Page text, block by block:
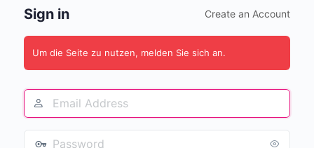
Sign in Create an Account
Um die Seite zu nutzen, melden Sie sich an.